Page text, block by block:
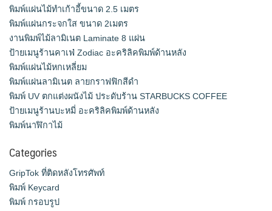
พิมพ์แผ่นไม้ทำเก้าอี้ขนาด 2.5 เมตร
พิมพ์แผ่นกระจกใส ขนาด 2เมตร
งานพิมพ์ไม้ลามิเนต Laminate 8 แผ่น
ป้ายเมนูร้านคาเฟ่ Zodiac อะคริลิคพิมพ์ด้านหลัง
พิมพ์แผ่นไม้หกเหลี่ยม
พิมพ์แผ่นลามิเนต ลายกราฟฟิกสีดำ
พิมพ์ UV ตกแต่งผนังไม้ ประดับร้าน STARBUCKS COFFEE
ป้ายเมนูร้านบะหมี่ อะคริลิคพิมพ์ด้านหลัง
พิมพ์นาฬิกาไม้
Categories
GripTok ที่ติดหลังโทรศัพท์
พิมพ์ Keycard
พิมพ์ กรอบรูป